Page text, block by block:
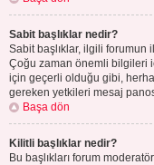
Sabit başlıklar nedir?
Sabit başlıklar, ilgili forumun
Çoğu zaman önemli bilgileri
için geçerli olduğu gibi,
gereken yetkileri mesaj
Başa dön
Kilitli başlıklar nedir?
Bu başlıkları forum